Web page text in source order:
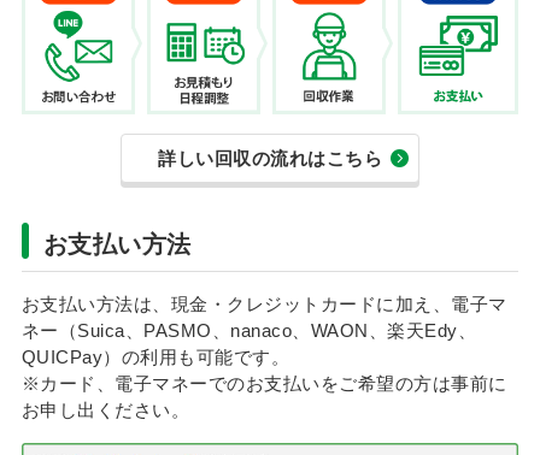
詳しい回収の流れはこちら
お支払い方法
お支払い方法は、現金・クレジットカードに加え、電子マ
ネー（Suica、PASMO、nanaco、WAON、楽天Edy、
QUICPay）の利用も可能です。
※カード、電子マネーでのお支払いをご希望の方は事前に
お申し出ください。